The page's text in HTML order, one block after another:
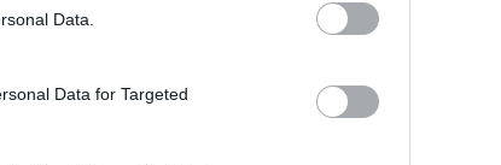
Data.
Data for Targeted
pierwszą tabletkę ?